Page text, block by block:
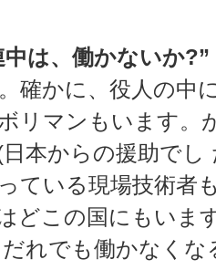
は、働かないか?”
確かに、役人の中
リマンもいます。
本からの援助で
ている現場技術者
どこの国にもいま
れでも働かなくな